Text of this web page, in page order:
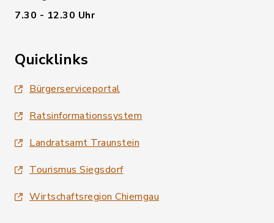
7.30 - 12.30 Uhr
Quicklinks
Bürgerserviceportal
Ratsinformationssystem
Landratsamt Traunstein
Tourismus Siegsdorf
Wirtschaftsregion Chiemgau